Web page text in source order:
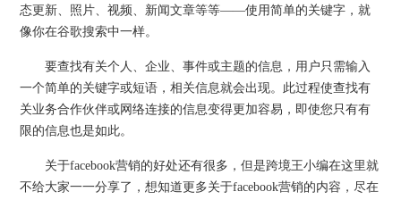
态更新、照片、视频、新闻文章等等——使用简单的关键字，就
像你在谷歌搜索中一样。
要查找有关个人、企业、事件或主题的信息，用户只需输入
一个简单的关键字或短语，相关信息就会出现。此过程使查找有
关业务合作伙伴或网络连接的信息变得更加容易，即使您只有有
限的信息也是如此。
关于facebook营销的好处还有很多，但是跨境王小编在这里就
不给大家一一分享了，想知道更多关于facebook营销的内容，尽在